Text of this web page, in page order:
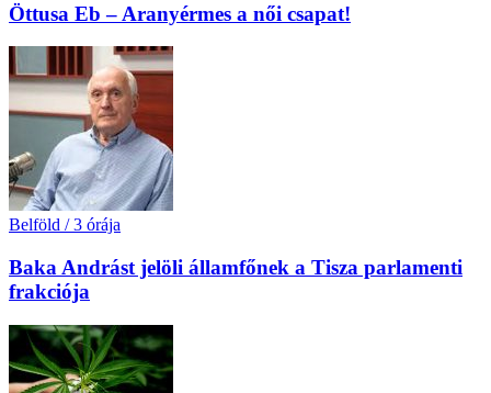
Öttusa Eb – Aranyérmes a női csapat!
Belföld / 3 órája
Baka Andrást jelöli államfőnek a Tisza parlamenti
frakciója